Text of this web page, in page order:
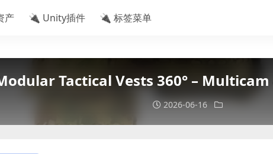
产 🔌 Unity插件 🔌 标签菜单
Tactical Vests 360° –
2026-06-16